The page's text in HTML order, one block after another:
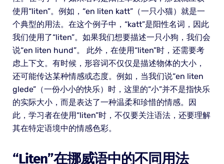
使用“liten”。例如，“en liten katt”（一只小猫）就是一
个典型的用法。在这个例子中，“katt”是阳性名词，因此
我们使用了“liten”。如果我们想要描述一只小狗，我们会
说“en liten hund”。 此外，在使用“liten”时，还需要考
虑上下文。有时候，形容词不仅仅是描述物体的大小，
还可能传达某种情感或态度。例如，当我们说“en liten
glede”（一份小小的快乐）时，这里的“小”并不是指快乐
的实际大小，而是表达了一种温柔和珍惜的情感。因
此，学习者在使用“liten”时，不仅要关注语法，还要理解
其在特定语境中的情感色彩。
“liten”在挪威语中的不同用法